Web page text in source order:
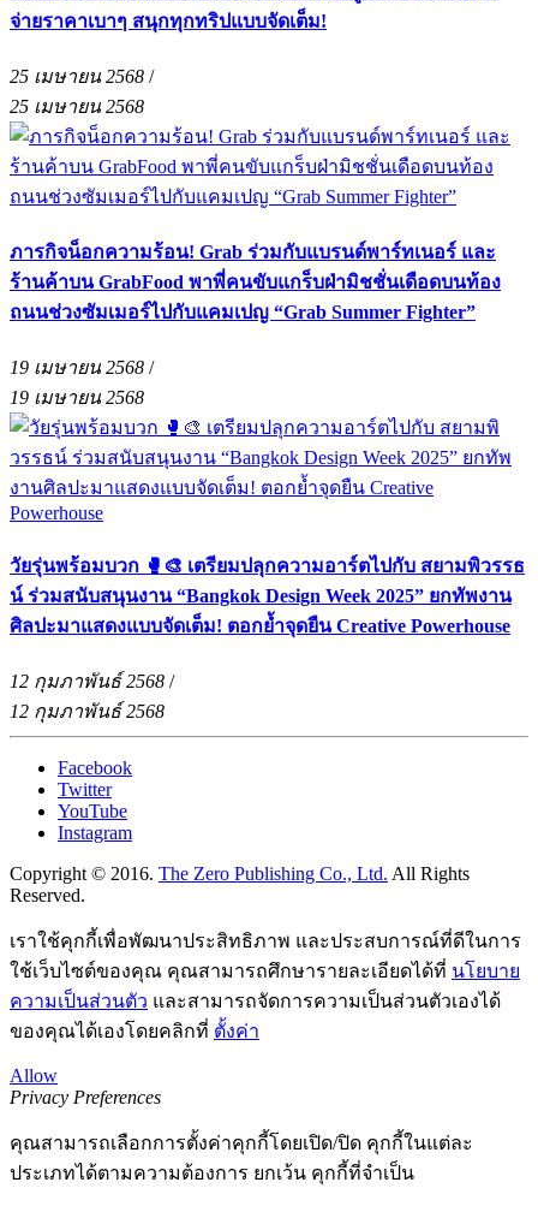
จ่ายราคาเบาๆ สนุกทุกทริปแบบจัดเต็ม!
25 เมษายน 2568 /
25 เมษายน 2568
ภารกิจน็อกความร้อน! Grab ร่วมกับแบรนด์พาร์ทเนอร์ และ
ร้านค้าบน GrabFood พาพี่คนขับแกร็บฝ่ามิชชั่นเดือดบนท้อง
ถนนช่วงซัมเมอร์ไปกับแคมเปญ “Grab Summer Fighter”
19 เมษายน 2568 /
19 เมษายน 2568
วัยรุ่นพร้อมบวก 🥊🎨 เตรียมปลุกความอาร์ตไปกับ สยามพิวรรธ
น์ ร่วมสนับสนุนงาน “Bangkok Design Week 2025” ยกทัพงาน
ศิลปะมาแสดงแบบจัดเต็ม! ตอกย้ำจุดยืน Creative Powerhouse
12 กุมภาพันธ์ 2568 /
12 กุมภาพันธ์ 2568
Facebook
Twitter
YouTube
Instagram
Copyright © 2016. The Zero Publishing Co., Ltd. All Rights
Reserved.
เราใช้คุกกี้เพื่อพัฒนาประสิทธิภาพ และประสบการณ์ที่ดีในการ
ใช้เว็บไซต์ของคุณ คุณสามารถศึกษารายละเอียดได้ที่ นโยบาย
ความเป็นส่วนตัว และสามารถจัดการความเป็นส่วนตัวเองได้
ของคุณได้เองโดยคลิกที่ ตั้งค่า
Allow
Privacy Preferences
คุณสามารถเลือกการตั้งค่าคุกกี้โดยเปิด/ปิด คุกกี้ในแต่ละ
ประเภทได้ตามความต้องการ ยกเว้น คุกกี้ที่จำเป็น